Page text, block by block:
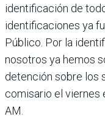
identificación de
identificaciones ya
Público. Por la
nosotros ya hemos
detención sobre los
comisario el viernes
AM.